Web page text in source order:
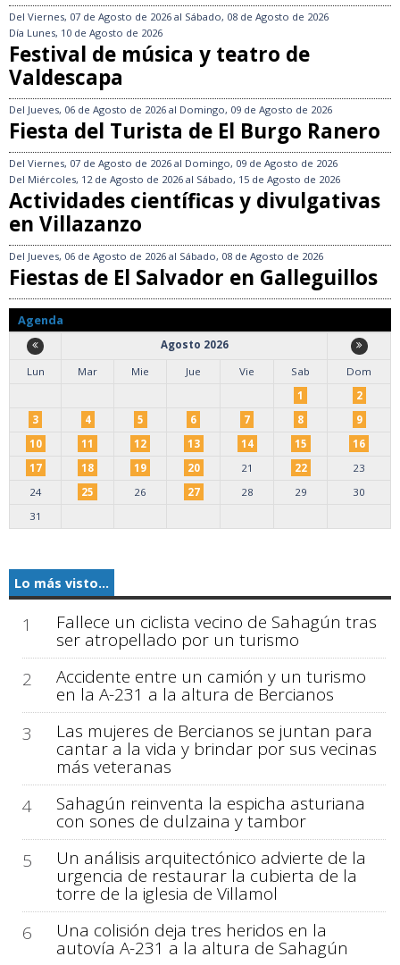
Del Viernes, 07 de Agosto de 2026 al Sábado, 08 de Agosto de 2026
Día Lunes, 10 de Agosto de 2026
Festival de música y teatro de
Valdescapa
Del Jueves, 06 de Agosto de 2026 al Domingo, 09 de Agosto de 2026
Fiesta del Turista de El Burgo Ranero
Del Viernes, 07 de Agosto de 2026 al Domingo, 09 de Agosto de 2026
Del Miércoles, 12 de Agosto de 2026 al Sábado, 15 de Agosto de 2026
Actividades científicas y divulgativas
en Villazanzo
Del Jueves, 06 de Agosto de 2026 al Sábado, 08 de Agosto de 2026
Fiestas de El Salvador en Galleguillos
Agenda
Agosto 2026
Lun
Mar Mie Jue Vie Sab
Dom
1
2
3
4 5 6 7 8
9
10
11 12 13 14 15
16
17
18 19 20 21 22
23
24
25 26 27 28 29
30
31
Lo más visto...
1 Fallece un ciclista vecino de Sahagún tras
ser atropellado por un turismo
2
Accidente entre un camión y un turismo
en la A-231 a la altura de Bercianos
3
Las mujeres de Bercianos se juntan para
cantar a la vida y brindar por sus vecinas
más veteranas
4
Sahagún reinventa la espicha asturiana
con sones de dulzaina y tambor
5
Un análisis arquitectónico advierte de la
urgencia de restaurar la cubierta de la
torre de la iglesia de Villamol
6
Una colisión deja tres heridos en la
autovía A-231 a la altura de Sahagún